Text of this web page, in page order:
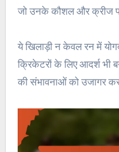
जो उनके कौशल और क्रीज पर
ये खिलाड़ी न केवल रन में
क्रिकेटरों के लिए आदर्श
की संभावनाओं को उजागर